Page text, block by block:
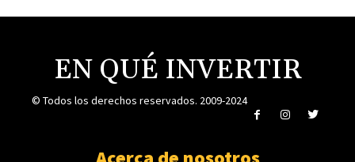
EN QUÉ INVERTIR
© Todos los derechos reservados. 2009-2024